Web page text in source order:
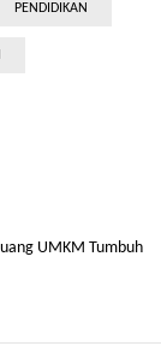
PENDIDIKAN
UMKM Tumbuh